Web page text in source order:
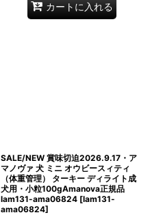
カートに入れる
SALE/NEW 賞味切迫2026.9.17・ア
マノヴァ 犬 ミニ オウビースィティ
（体重管理） ターキー ディライト成
犬用・小粒100gAmanova正規品
lam131-ama06824 [lam131-
ama06824]